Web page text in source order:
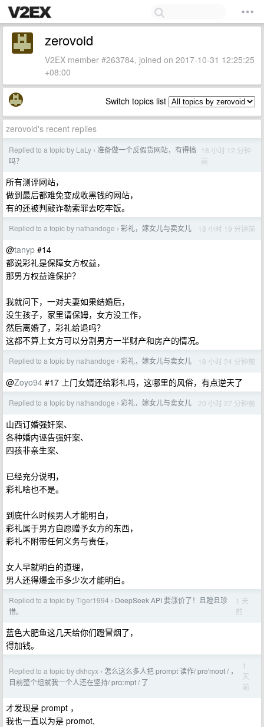
zerovoid
V2EX member #263784, joined on 2017-10-31 12:25:25
+08:00
Switch topics list
zerovoid's recent replies
Replied to a topic by LaLy › 准备做一个反假货网站，有得搞
吗？
18 小时 12 分钟
前
所有测评网站，
做到最后都难免变成收黑钱的网站，
有的还被判敲诈勒索罪去吃牢饭。
Replied to a topic by nathandoge › 彩礼，嫁女儿与卖女儿 18 小时 19 分钟前
@tanyp #14
都说彩礼是保障女方权益，
那男方权益谁保护？
我就问下，一对夫妻如果结婚后，
没生孩子，家里请保姆，女方没工作，
然后离婚了，彩礼给退吗？
这都不算上女方可以分割男方一半财产和房产的情况。
Replied to a topic by nathandoge › 彩礼，嫁女儿与卖女儿 18 小时 24 分钟前
@Zoyo94 #17 上门女婿还给彩礼吗，这哪里的风俗，有点逆天了
Replied to a topic by nathandoge › 彩礼，嫁女儿与卖女儿 20 小时 27 分钟前
山西订婚强奸案、
各种婚内诬告强奸案、
四孩非亲生案、
已经充分说明，
彩礼啥也不是。
到底什么时候男人才能明白，
彩礼属于男方自愿赠予女方的东西，
彩礼不附带任何义务与责任，
女人早就明白的道理，
男人还得爆金币多少次才能明白。
Replied to a topic by Tiger1994 › DeepSeek API 要涨价了！且蹬且珍
惜。
1 天
前
蓝色大肥鱼这几天给你们蹬冒烟了，
得加钱。
Replied to a topic by dkhcyx › 怎么这么多人把 prompt 读作/ prəˈmoʊt / ，
目前整个组就我一个人还在坚持/ prɑːmpt / 了
1
天
前
才发现是 prompt ，
我也一直以为是 promot,